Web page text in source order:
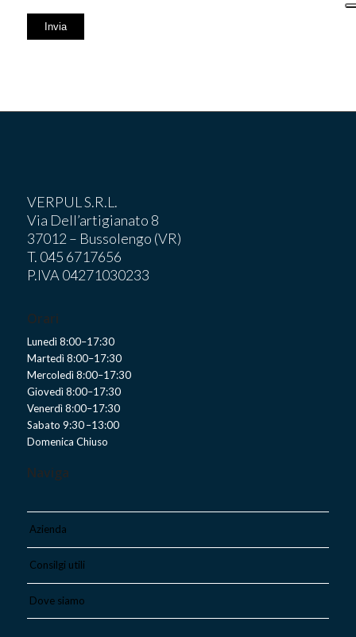
VERPUL S.R.L.
Via Dell’artigianato 8
37012 – Bussolengo (VR)
T. 045 6717656
P.IVA 04271030233
Orari
Lunedì 8:00–17:30
Martedì 8:00–17:30
Mercoledì 8:00–17:30
Giovedì 8:00–17:30
Venerdì 8:00–17:30
Sabato 9:30 –13:00
Domenica Chiuso
Naviga
Azienda
Consilgi utili
Dove siamo